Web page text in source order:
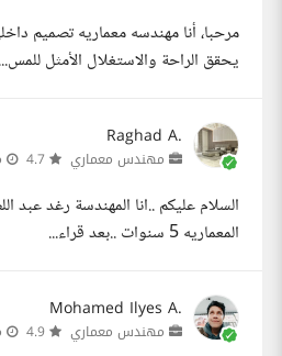
مرحبا، أنا مهندسه معماريه تصميم
يحقق الراحة والاستغلال الأمثل للمس...
Raghad A.
مهندس معماري
السلام عليكم ..انا المهندسة رغد
المعماريه 5 سنوات ..بعد قراء...
Mohamed Ilyes A.
مهندس معماري